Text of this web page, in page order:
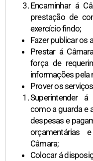
Encaminhar á
prestação de
exercício findo;
Fazer publicar os
Prestar á
força de
informações pela
Prover os
Superintender
como a guarda e
despesas e
orçamentárias
Câmara;
Colocar á